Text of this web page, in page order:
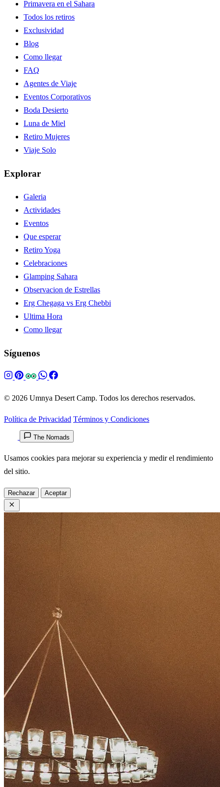
Primavera en el Sahara
Todos los retiros
Exclusividad
Blog
Como llegar
FAQ
Agentes de Viaje
Eventos Corporativos
Boda Desierto
Luna de Miel
Retiro Mujeres
Viaje Solo
Explorar
Galeria
Actividades
Eventos
Que esperar
Retiro Yoga
Celebraciones
Glamping Sahara
Observacion de Estrellas
Erg Chegaga vs Erg Chebbi
Ultima Hora
Como llegar
Síguenos
© 2026 Umnya Desert Camp. Todos los derechos reservados.
Política de Privacidad Términos y Condiciones
The Nomads
Usamos cookies para mejorar su experiencia y medir el rendimiento
del sitio.
Rechazar Aceptar